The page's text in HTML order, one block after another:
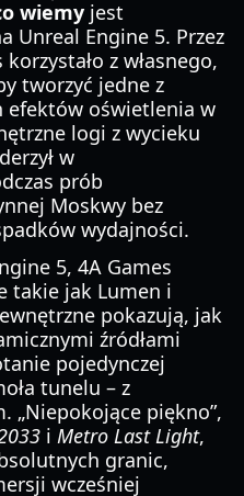
wiemy jest
Unreal Engine 5. Przez
z własnego,
tworzyć jedne z
efektów oświetlenia w
logi z wycieku
w
prób
Moskwy bez
wydajności.
5, 4A Games
takie jak Lumen i
pokazują, jak
źródłami
pojedynczej
tunelu – z
„Niepokojące piękno”,
i Metro Last Light,
granic,
wcześniej